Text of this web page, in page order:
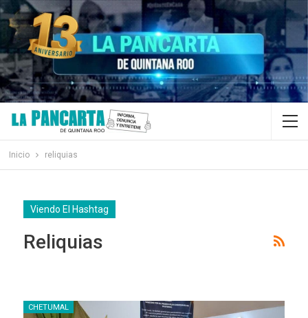
Inicio reliquias
Viendo El Hashtag
Reliquias
CHETUMAL